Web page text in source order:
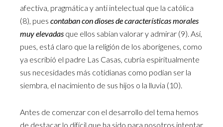
afectiva, pragmática y anti intelectual que la católica
(8), pues contaban con dioses de características morales
muy elevadas que ellos sabían valorar y admirar (9). Así,
pues, está claro que la religión de los aborígenes, como
ya escribió el padre Las Casas, cubría espiritualmente
sus necesidades más cotidianas como podían ser la
siembra, el nacimiento de sus hijos o la lluvia (10).
Antes de comenzar con el desarrollo del tema hemos
de destacar lo difícil que ha sido para nosotros intentar